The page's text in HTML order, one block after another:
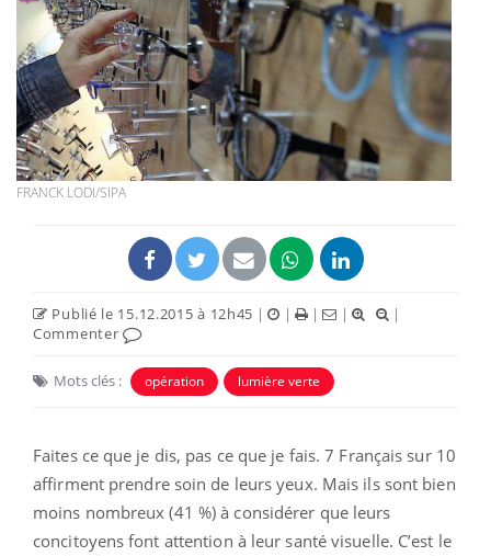
FRANCK LODI/SIPA
Publié le 15.12.2015 à 12h45 | | | |
|
Commenter
Mots clés : opération lumière verte
Faites ce que je dis, pas ce que je fais. 7 Français sur 10
affirment prendre soin de leurs yeux. Mais ils sont bien
moins nombreux (41 %) à considérer que leurs
concitoyens font attention à leur santé visuelle. C’est le